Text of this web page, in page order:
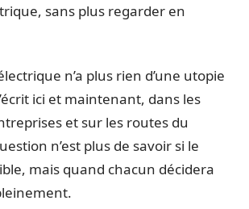
sans plus regarder en
n’a plus rien d’une utopie
ici et maintenant, dans les
et sur les routes du
n’est plus de savoir si le
mais quand chacun décidera